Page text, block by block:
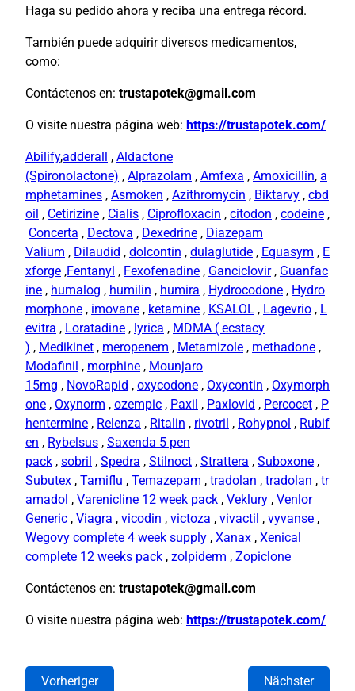
Haga su pedido ahora y reciba una entrega récord.
También puede adquirir diversos medicamentos,
como:
Contáctenos en: trustapotek@gmail.com
O visite nuestra página web: https://trustapotek.com/
Abilify,adderall , Aldactone
(Spironolactone) , Alprazolam , Amfexa , Amoxicillin, a
mphetamines , Asmoken , Azithromycin , Biktarvy , cbd
oil , Cetirizine , Cialis , Ciprofloxacin , citodon , codeine ,
Concerta , Dectova , Dexedrine , Diazepam
Valium , Dilaudid , dolcontin , dulaglutide , Equasym , E
xforge ,Fentanyl , Fexofenadine , Ganciclovir, Guanfac
ine , humalog , humilin , humira , Hydrocodone , Hydro
morphone , imovane , ketamine , KSALOL , Lagevrio , L
evitra , Loratadine , lyrica , MDMA ( ecstacy
) , Medikinet , meropenem , Metamizole , methadone ,
Modafinil , morphine , Mounjaro
15mg , NovoRapid , oxycodone , Oxycontin , Oxymorph
one , Oxynorm , ozempic , Paxil , Paxlovid , Percocet , P
hentermine , Relenza , Ritalin , rivotril , Rohypnol , Rubif
en , Rybelsus , Saxenda 5 pen
pack , sobril , Spedra , Stilnoct , Strattera , Suboxone ,
Subutex , Tamiflu , Temazepam , tradolan , tradolan , tr
amadol , Varenicline 12 week pack , Veklury , Venlor
Generic , Viagra , vicodin , victoza , vivactil , vyvanse ,
Wegovy complete 4 week supply , Xanax , Xenical
complete 12 weeks pack , zolpiderm , Zopiclone
Contáctenos en: trustapotek@gmail.com
O visite nuestra página web: https://trustapotek.com/
Vorheriger Nächster